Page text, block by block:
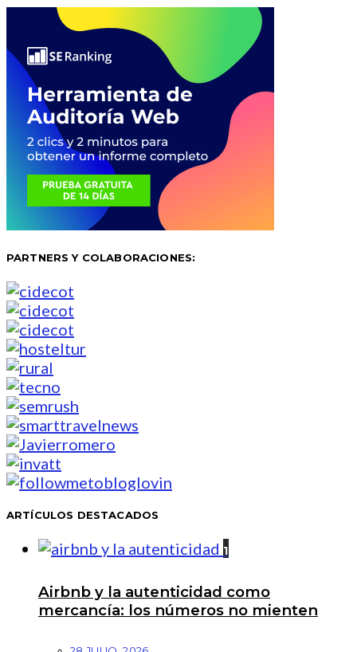
PARTNERS Y COLABORACIONES:
ARTÍCULOS DESTACADOS
1
Airbnb y la autenticidad como
mercancía: los números no mienten